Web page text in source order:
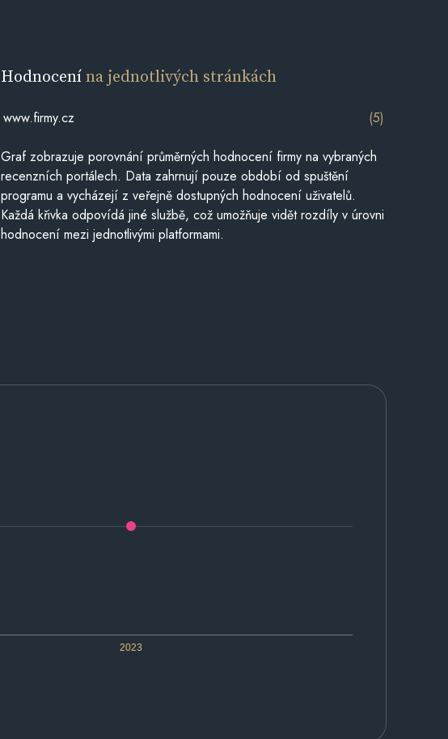
Hodnocenína jednotlivých stránkách
www.firmy.cz (5)
Graf zobrazuje porovnání průměrných hodnocení firmy na vybraných
recenzních portálech. Data zahrnují pouze období od spuštění
programu a vycházejí z veřejně dostupných hodnocení uživatelů.
Každá křivka odpovídá jiné službě, což umožňuje vidět rozdíly v úrovni
hodnocení mezi jednotlivými platformami.
2023